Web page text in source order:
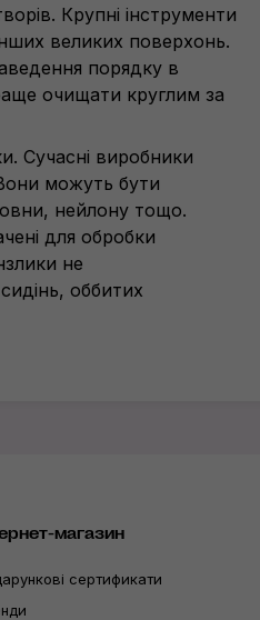
Крупні інструменти
великих поверхонь.
порядку в
очищати круглим за
Сучасні виробники
можуть бути
нейлону тощо.
для обробки
не
оббитих
магазин
сертификати